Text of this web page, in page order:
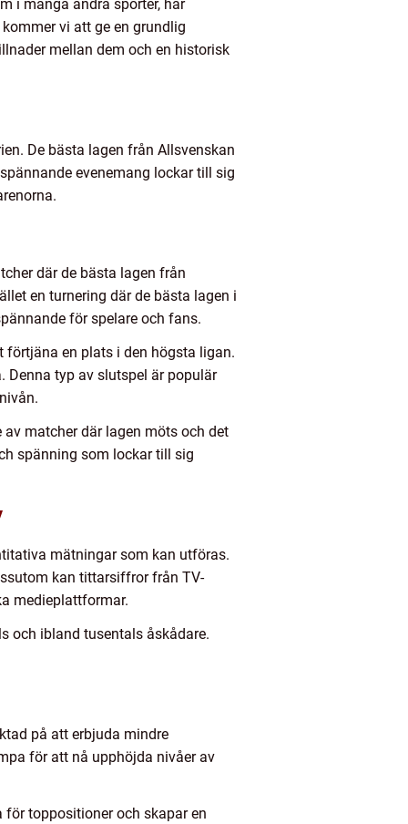
i många andra sporter, har
vi att ge en grundlig
mellan dem och en historisk
De bästa lagen från Allsvenskan
evenemang lockar till sig
där de bästa lagen från
en turnering där de bästa lagen i
för spelare och fans.
förtjäna en plats i den högsta ligan.
Denna typ av slutspel är populär
av matcher där lagen möts och det
spänning som lockar till sig
mätningar som kan utföras.
kan tittarsiffror från TV-
medieplattformar.
och ibland tusentals åskådare.
på att erbjuda mindre
för att nå upphöjda nivåer av
toppositioner och skapar en